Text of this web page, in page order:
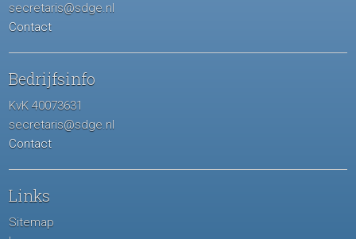
secretaris@sdge.nl
Contact
Bedrijfsinfo
KvK 40073631
secretaris@sdge.nl
Contact
Links
Sitemap